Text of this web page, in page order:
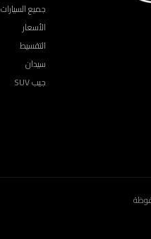
جميع السيارات
الأسعار
التقسيط
سيدان
جيب SUV